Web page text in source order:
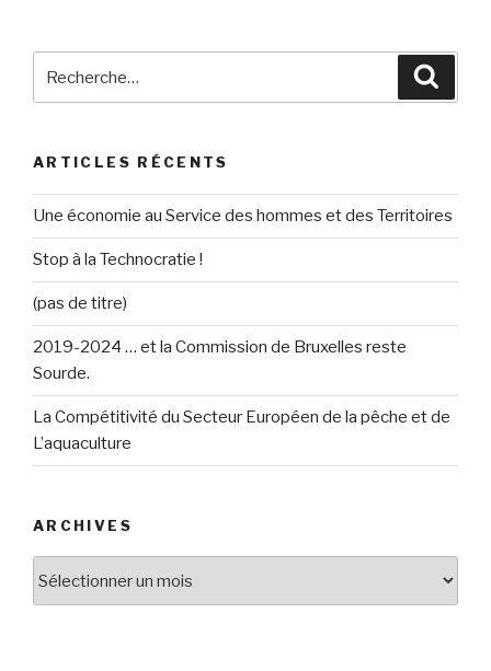
ARTICLES RÉCENTS
Une économie au Service des hommes et des Territoires
Stop à la Technocratie !
(pas de titre)
2019-2024 … et la Commission de Bruxelles reste
Sourde.
La Compétitivité du Secteur Européen de la pêche et de
L’aquaculture
ARCHIVES